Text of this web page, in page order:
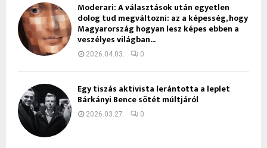
Moderari: A választások után egyetlen
dolog tud megváltozni: az a képesség, hogy
Magyarország hogyan lesz képes ebben a
veszélyes világban...
2026.04.03. 0
Egy tiszás aktivista lerántotta a leplet
Bárkányi Bence sötét múltjáról
2026.03.27. 0